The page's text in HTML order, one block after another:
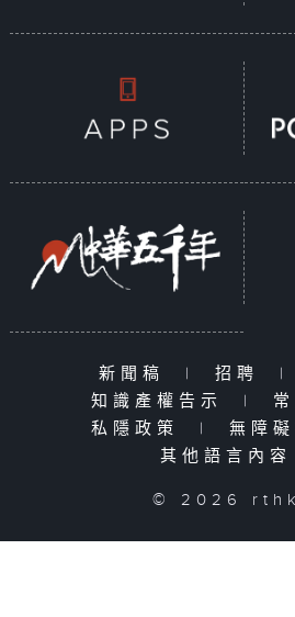
新聞稿 | 招聘 |
知識產權告示
|
私隱政策
| 無障
其他語言內容
© 2026